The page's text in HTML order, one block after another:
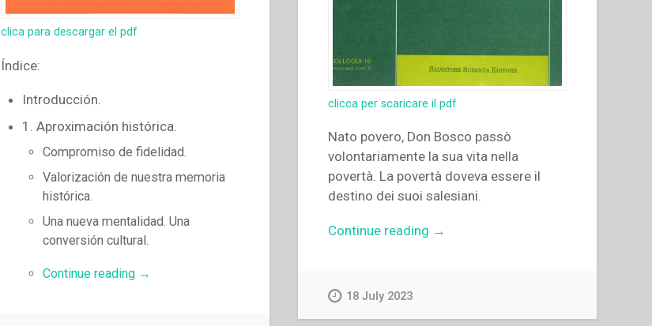
clica para descargar el pdf
Índice:
Introducción.
1. Aproximación histórica.
Compromiso de fidelidad.
Valorización de nuestra memoria
histórica.
Una nueva mentalidad. Una
conversión cultural.
Continue reading “Pascual
→
clicca per scaricare il pdf
Nato povero, Don Bosco passò
volontariamente la sua vita nella
povertà. La povertà doveva essere il
destino dei suoi salesiani.
Continue reading “Francis
→
18 July 2023